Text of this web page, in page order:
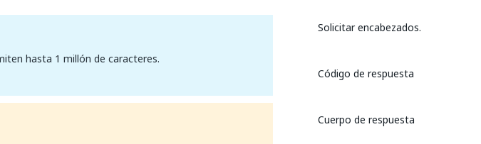
hasta 1 millón de caracteres.
Solicitar encabezados.
Código de respuesta
Cuerpo de respuesta